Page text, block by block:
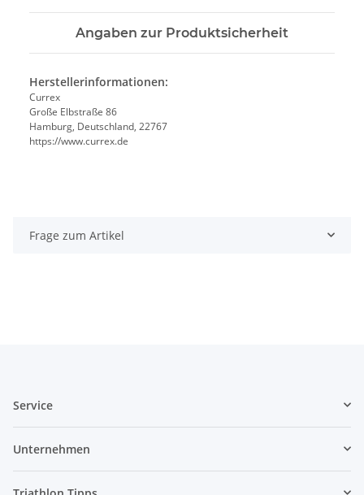
Angaben zur Produktsicherheit
Herstellerinformationen:
Currex
Große Elbstraße 86
Hamburg, Deutschland, 22767
https://www.currex.de
Frage zum Artikel
Service
Unternehmen